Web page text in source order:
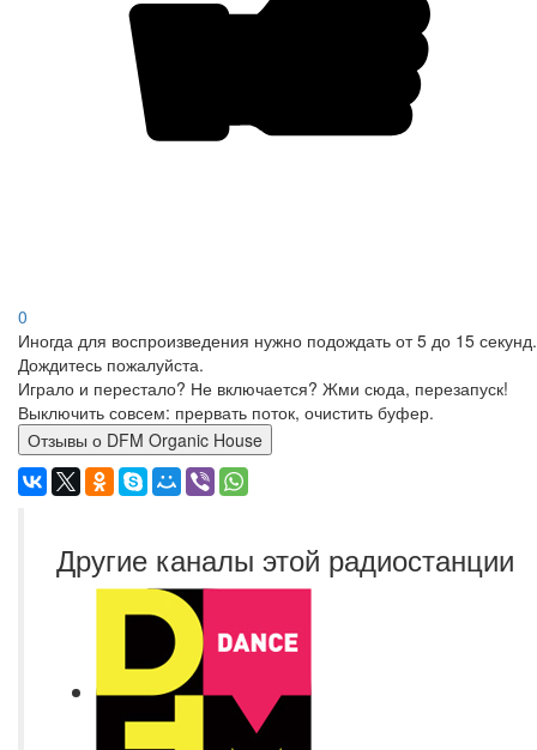
0
Иногда для воспроизведения нужно подождать от 5 до 15 секунд.
Дождитесь пожалуйста.
Играло и перестало? Не включается? Жми сюда, перезапуск!
Выключить совсем: прервать поток, очистить буфер.
Отзывы о DFM Organic House
Другие каналы этой радиостанции